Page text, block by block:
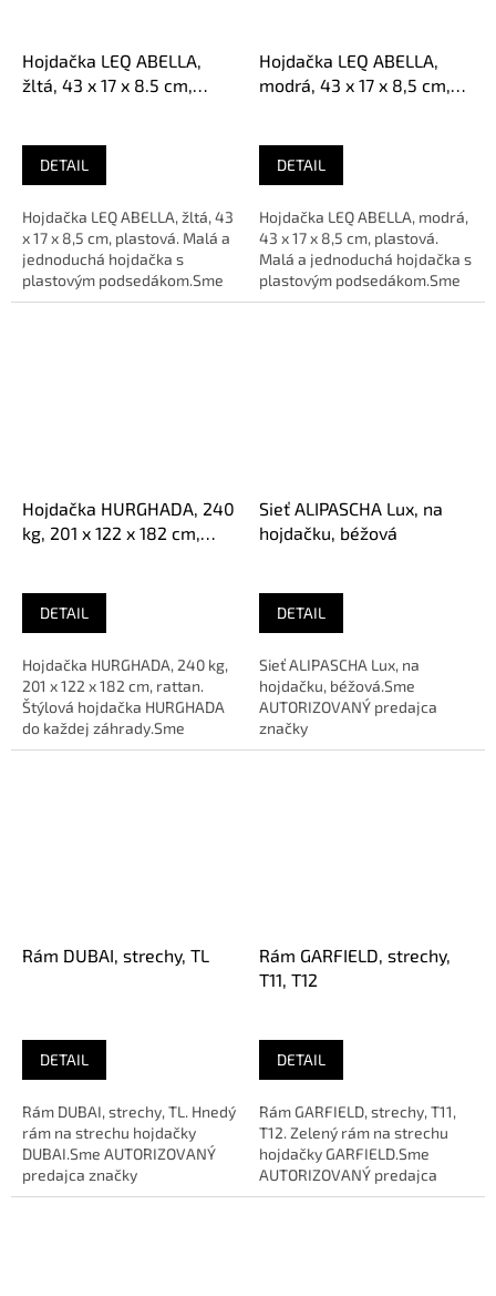
Hojdačka LEQ ABELLA,
žltá, 43 x 17 x 8.5 cm,
DETAIL
Hojdačka LEQ ABELLA, žltá, 43
x 17 x 8,5 cm, plastová. Malá a
jednoduchá hojdačka s
plastovým podsedákom.Sme
AUTORIZOVANÝ predajca
Hojdačka LEQ ABELLA,
modrá, 43 x 17 x 8,5 cm,
DETAIL
Hojdačka LEQ ABELLA, modrá,
43 x 17 x 8,5 cm, plastová.
Malá a jednoduchá hojdačka s
plastovým podsedákom.Sme
AUTORIZOVANÝ predajca
Hojdačka HURGHADA, 240
kg, 201 x 122 x 182 cm,
DETAIL
Hojdačka HURGHADA, 240 kg,
201 x 122 x 182 cm, rattan.
Štýlová hojdačka HURGHADA
do každej záhrady.Sme
AUTORIZOVANÝ predajca
Sieť ALIPASCHA Lux, na
hojdačku, béžová
DETAIL
Sieť ALIPASCHA Lux, na
hojdačku, béžová.Sme
AUTORIZOVANÝ predajca
značky
Rám DUBAI, strechy, TL
DETAIL
Rám DUBAI, strechy, TL. Hnedý
rám na strechu hojdačky
DUBAI.Sme AUTORIZOVANÝ
predajca značky
Rám GARFIELD, strechy,
T11, T12
DETAIL
Rám GARFIELD, strechy, T11,
T12. Zelený rám na strechu
hojdačky GARFIELD.Sme
AUTORIZOVANÝ predajca
značky